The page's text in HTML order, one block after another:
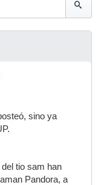
sino ya
tio sam han
Pandora, a